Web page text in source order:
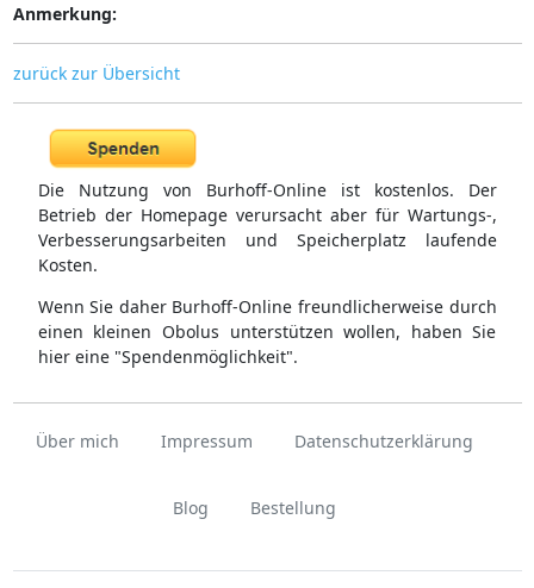
Anmerkung:
zurück zur Übersicht
Die Nutzung von Burhoff-Online ist kostenlos. Der
Betrieb der Homepage verursacht aber für Wartungs-,
Verbesserungsarbeiten und Speicherplatz laufende
Kosten.
Wenn Sie daher Burhoff-Online freundlicherweise durch
einen kleinen Obolus unterstützen wollen, haben Sie
hier eine "Spendenmöglichkeit".
Über mich Impressum Datenschutzerklärung
Blog Bestellung